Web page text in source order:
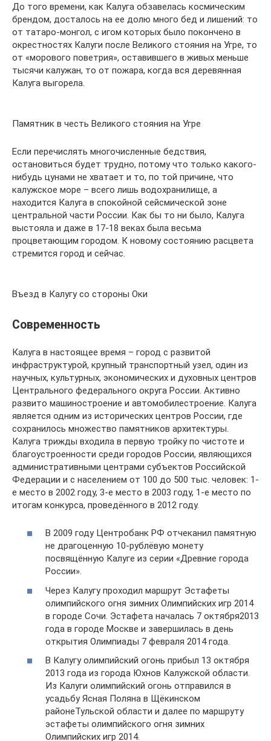
До того времени, как Калуга обзавелась космическим
брендом, досталось на ее долю много бед и лишений: то
от татаро-монгол, с игом которых было покончено в
окрестностях Калуги после Великого стояния на Угре, то
от «морового поветрия», оставившего в живых меньше
тысячи калужан, то от пожара, когда вся деревянная
Калуга выгорела.
Памятник в честь Великого стояния на Угре
Если перечислять многочисленные бедствия,
остановиться будет трудно, потому что только какого-
нибудь цунами не хватает и то, по той причине, что
калужское море – всего лишь водохранилище, а
находится Калуга в спокойной сейсмической зоне
центральной части России. Как бы то ни было, Калуга
выстояла и даже в 17-18 веках была весьма
процветающим городом. К новому состоянию расцвета
стремится город и сейчас.
Въезд в Калугу со стороны Оки
Современность
Калуга в настоящее время – город с развитой
инфраструктурой, крупный транспортный узел, один из
научных, культурных, экономических и духовных центров
Центрального федерального округа России. Активно
развито машиностроение и автомобилестроение. Калуга
является одним из исторических центров России, где
сохранилось множество памятников архитектуры.
Калуга трижды входила в первую тройку по чистоте и
благоустроенности среди городов России, являющихся
административными центрами субъектов Российской
Федерации и с населением от 100 до 500 тыс. человек: 1-
е место в 2002 году, 3-е место в 2003 году, 1-е место по
итогам конкурса, проведённого в 2012 году.
В 2009 году Центробанк РФ отчеканил памятную
не драгоценную 10-рублёвую монету
посвящённую Калуге из серии «Древние города
России».
Через Калугу проходил маршрут Эстафеты
олимпийского огня зимних Олимпийских игр 2014
в городе Сочи. Эстафета началась 7 октября2013
года в городе Москве и завершилась в день
открытия Олимпиады 7 февраля 2014 года.
В Калугу олимпийский огонь прибыл 13 октября
2013 года из города Юхнов Калужской области.
Из Калуги олимпийский огонь отправился в
усадьбу Ясная Поляна в Щёкинском
районеТульской области и далее по маршруту
эстафеты олимпийского огня зимних
Олимпийских игр 2014.